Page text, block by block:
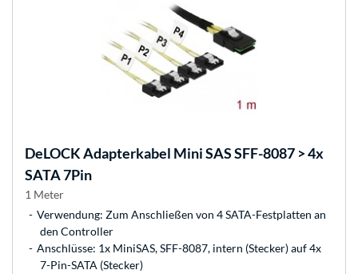
DeLOCKAdapterkabel Mini SAS SFF-8087 > 4x
SATA 7Pin
1 Meter
Verwendung: Zum Anschließen von 4 SATA-Festplatten an
den Controller
Anschlüsse: 1x MiniSAS, SFF-8087, intern (Stecker) auf 4x
7-Pin-SATA (Stecker)